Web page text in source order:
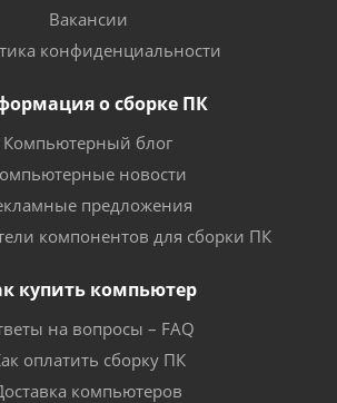
Вакансии
конфиденциальности
о сборке ПК
Компьютерный блог
новости
предложения
компонентов для сборки ПК
купить компьютер
на вопросы – FAQ
оплатить сборку ПК
компьютеров